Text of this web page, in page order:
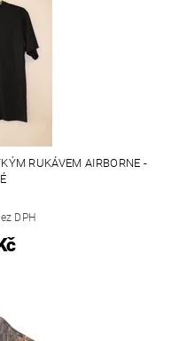
RUKÁVEM AIRBORNE -
DPH